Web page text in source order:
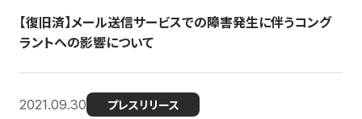
【復旧済】メール送信サービスでの障害発生に伴うコング
ラントへの影響について
2021.09.30 プレスリリース